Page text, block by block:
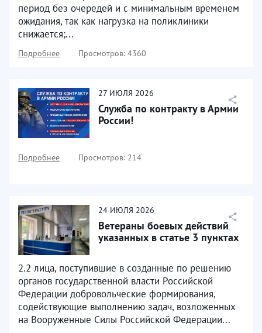
период без очередей и с минимальным временем
ожидания, так как нагрузка на поликлиники
снижается;...
Подробнее Просмотров: 4360
27 ИЮЛЯ 2026
Служба по контракту в Армии
России!
Подробнее Просмотров: 214
24 ИЮЛЯ 2026
Ветераны боевых действий
указанных в статье 3 пунктах
2.2 лица, поступившие в созданные по решению
органов государственной власти Российской
Федерации добровольческие формирования,
содействующие выполнению задач, возложенных
на Вооруженные Силы Российской Федерации...